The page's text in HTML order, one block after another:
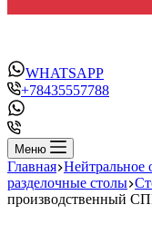
WHATSAPP
+78435557788
Меню
Главная Нейтральное
разделочные столы
производственный